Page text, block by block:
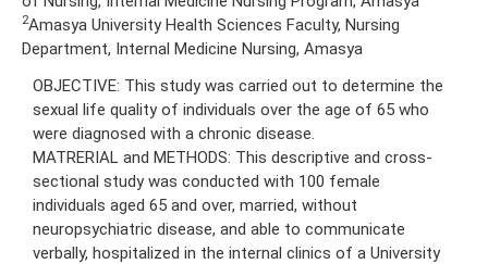
2Amasya University Health Sciences Faculty, Nursing
Department, Internal Medicine Nursing, Amasya
OBJECTIVE: This study was carried out to determine the
sexual life quality of individuals over the age of 65 who
were diagnosed with a chronic disease.
MATRERIAL and METHODS: This descriptive and cross-
sectional study was conducted with 100 female
individuals aged 65 and over, married, without
neuropsychiatric disease, and able to communicate
verbally, hospitalized in the internal clinics of a University